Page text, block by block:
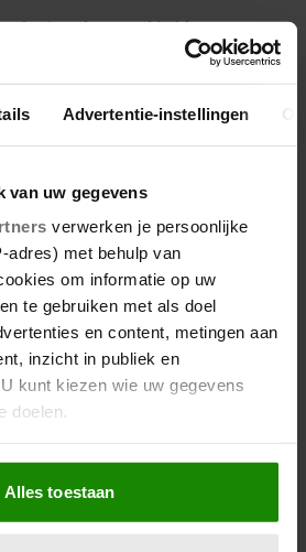
Advertentie-instellingen
van uw gegevens
verwerken je persoonlijke
adres) met behulp van
om informatie op uw
te gebruiken met als doel
en content, metingen aan
inzicht in publiek en
kunt kiezen wie uw gegevens
doelen.
we ook graag:
over uw geografische
paar meter nauwkeurig kan zijn
Alles toestaan
‘Vrijdagavond belde Bart.
‘Judith typt… En deze keer
te lezen wat er komt’
Nieuw